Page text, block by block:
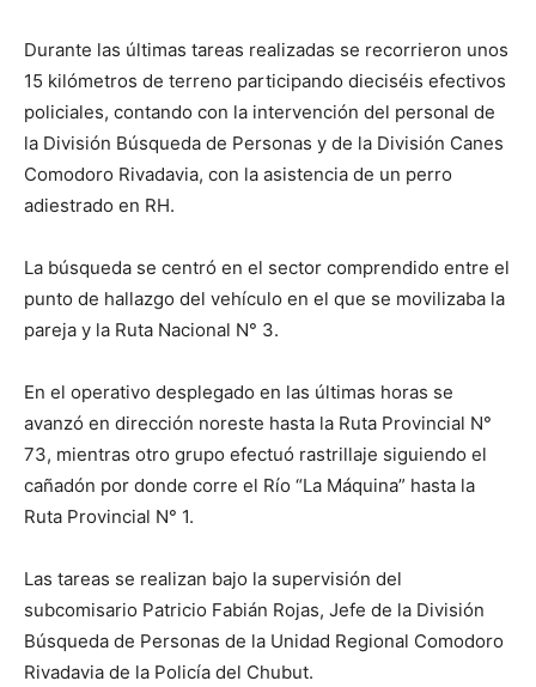
Durante las últimas tareas realizadas se recorrieron unos
15 kilómetros de terreno participando dieciséis efectivos
policiales, contando con la intervención del personal de
la División Búsqueda de Personas y de la División Canes
Comodoro Rivadavia, con la asistencia de un perro
adiestrado en RH.
La búsqueda se centró en el sector comprendido entre el
punto de hallazgo del vehículo en el que se movilizaba la
pareja y la Ruta Nacional N° 3.
En el operativo desplegado en las últimas horas se
avanzó en dirección noreste hasta la Ruta Provincial N°
73, mientras otro grupo efectuó rastrillaje siguiendo el
cañadón por donde corre el Río “La Máquina” hasta la
Ruta Provincial N° 1.
Las tareas se realizan bajo la supervisión del
subcomisario Patricio Fabián Rojas, Jefe de la División
Búsqueda de Personas de la Unidad Regional Comodoro
Rivadavia de la Policía del Chubut.